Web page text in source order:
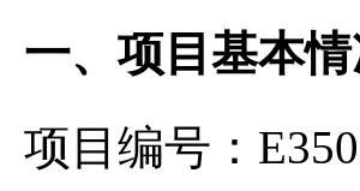
一、项目基本
项目编号：